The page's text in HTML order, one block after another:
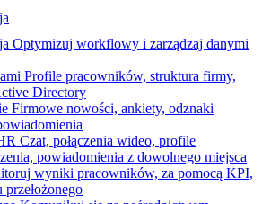
Optymizuj workflowy i zarządzaj danymi
Profile pracowników, struktura firmy,
Directory
Firmowe nowości, ankiety, odznaki
Czat, połączenia wideo, profile
powiadomienia z dowolnego miejsca
wyniki pracowników, za pomocą KPI,